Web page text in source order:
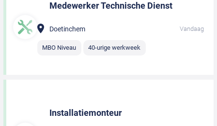
Medewerker Technische Dienst
Doetinchem Vandaag
MBO Niveau 40-urige werkweek
Installatiemonteur